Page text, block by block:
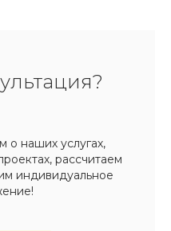
о наших услугах,
рассчитаем
индивидуальное